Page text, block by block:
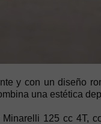
y con un diseño
una estética
125 cc 4T,